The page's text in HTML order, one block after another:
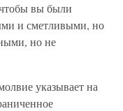
вы были
и сметливыми, но
но не
указывает на